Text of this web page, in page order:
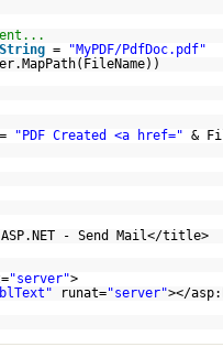
String =
"MyPDF/PdfDoc.pdf"
"PDF Created <a href=" &
- Send Mail</title>
"server">
runat="server"></